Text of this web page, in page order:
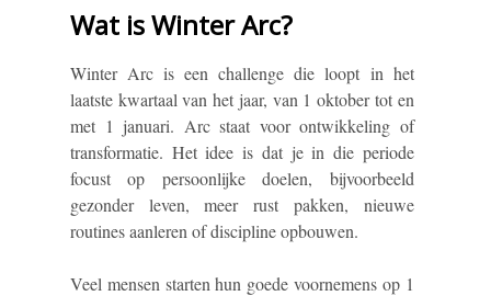
Wat is Winter Arc?
Winter Arc is een challenge die loopt in het
laatste kwartaal van het jaar, van 1 oktober tot en
met 1 januari. Arc staat voor ontwikkeling of
transformatie. Het idee is dat je in die periode
focust op persoonlijke doelen, bijvoorbeeld
gezonder leven, meer rust pakken, nieuwe
routines aanleren of discipline opbouwen.
Veel mensen starten hun goede voornemens op 1